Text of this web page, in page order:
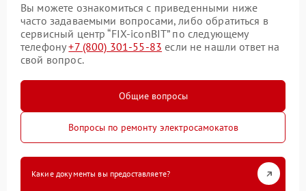
Вы можете ознакомиться с приведенными ниже
часто задаваемыми вопросами, либо обратиться в
сервисный центр “FIX-iconBIT” по следующему
телефону+7 (800) 301-55-83 если не нашли ответ на
свой вопрос.
Общие вопросы
Вопросы по ремонту электросамокатов
Какие документы вы предоставляете?